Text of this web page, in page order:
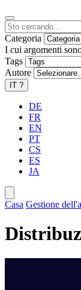
Categoria
I cui argomenti
Tags
Autore
IT ?
DE
FR
EN
PT
CS
ES
JA
Casa Gestione